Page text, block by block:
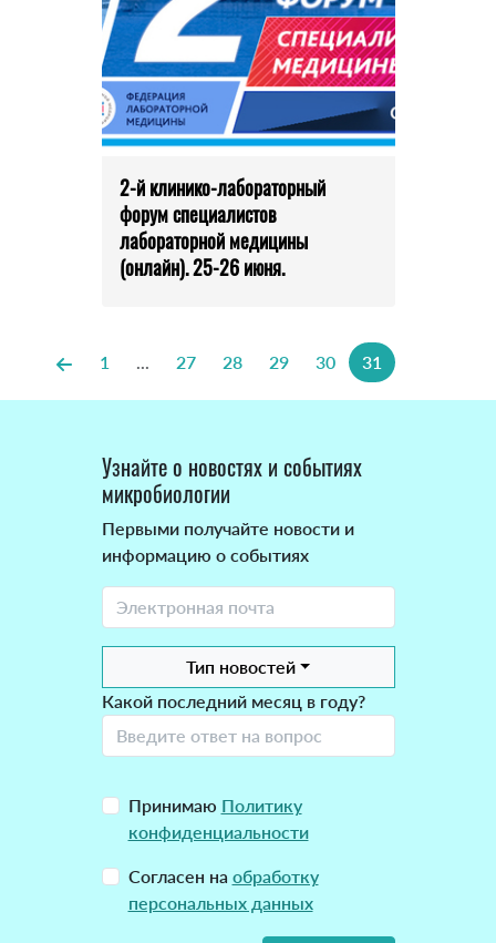
2-й клинико-лабораторный
форум специалистов
лабораторной медицины
(онлайн). 25-26 июня.
1 ... 27 28 29 30 31
Узнайте о новостях и событиях
микробиологии
Первыми получайте новости и
информацию о событиях
Тип новостей
Какой последний месяц в году?
Принимаю Политику
конфиденциальности
Согласен на обработку
персональных данных